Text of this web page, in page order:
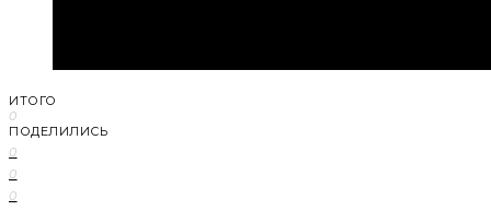
ИТОГО
0
ПОДЕЛИЛИСЬ
0
0
0